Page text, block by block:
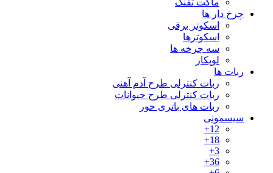
چرخ دار ها
اسکوتر برقی
اسکوترها
سه چرخه ها
لوپکار
ربات ها
ربات کنترلی طرح آدم آهنی
ربات کنترلی طرح حیوانات
ربات های باتری خور
سیسمونی
12+
18+
3+
36+